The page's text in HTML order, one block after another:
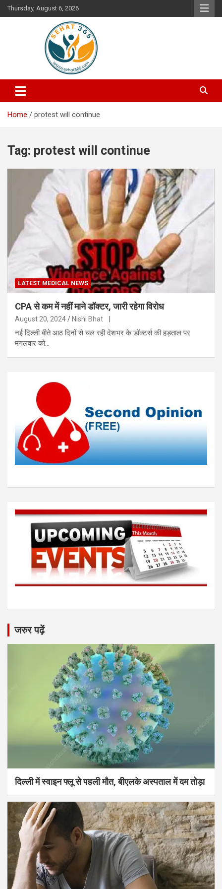
Skip
to
Thursday, August 6, 2026
Sehat365
Your's Complete Health Guide
Home protest will continue
Tag: protest will continue
LATEST MEDICAL NEWS
CPA से कम में नहीं माने डॉक्टर, जारी रहेगा विरोध
August 20, 2024 Nishi Bhat
नई दिल्ली बीते आठ दिनों से चल रही देशभर के डॉक्टर्स की हड़ताल पर
मंगलवार को…
जरुर पढ़ें
दिल्ली में स्वाइन फ्लू से पहली मौत, बीएलके अस्पताल में दम तोड़ा